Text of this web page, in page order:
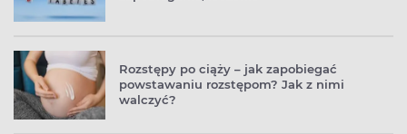
Rozstępy po ciąży – jak zapobiegać
powstawaniu rozstępom? Jak z nimi
walczyć?